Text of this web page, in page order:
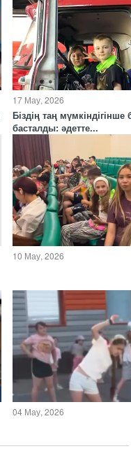
17 Мау, 2026
Біздің таң мүмкіндігінше
басталды: әдетте...
10 Мау, 2026
04 Мау, 2026